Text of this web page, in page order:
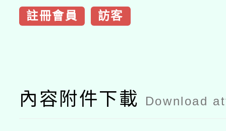
註冊會員 訪客
內容附件下載 Download